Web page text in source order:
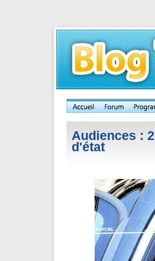
Audiences :
d'état